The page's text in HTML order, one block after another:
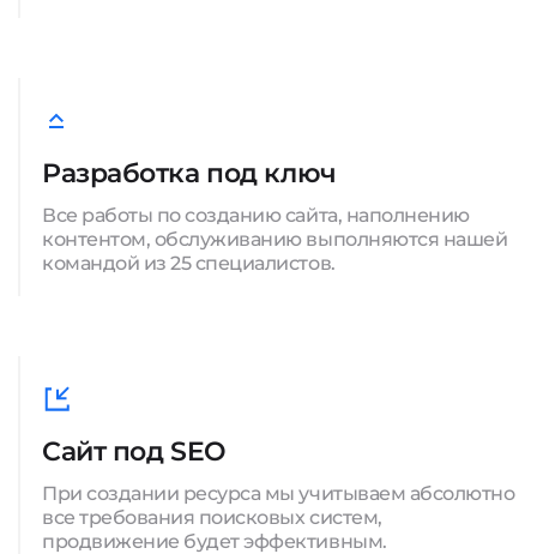
Разработка под ключ
Все работы по созданию сайта, наполнению
контентом, обслуживанию выполняются нашей
командой из 25 специалистов.
Сайт под SEO
При создании ресурса мы учитываем абсолютно
все требования поисковых систем,
продвижение будет эффективным.